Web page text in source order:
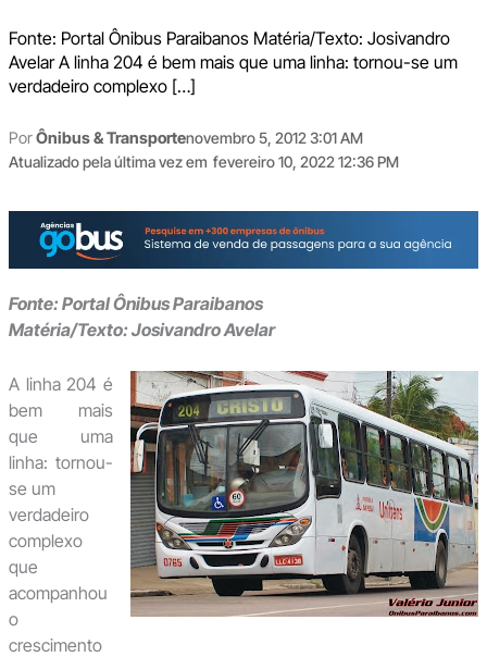
Fonte: Portal Ônibus Paraibanos Matéria/Texto: Josivandro
Avelar A linha 204 é bem mais que uma linha: tornou-se um
verdadeiro complexo […]
PorÔnibus & Transportenovembro 5, 2012 3:01 AM
Atualizado pela última vez em fevereiro 10, 2022 12:36 PM
Fonte: Portal Ônibus Paraibanos
Matéria/Texto: Josivandro Avelar
A linha 204 é
bem mais
que uma
linha: tornou-
se um
verdadeiro
complexo
que
acompanhou
o
crescimento